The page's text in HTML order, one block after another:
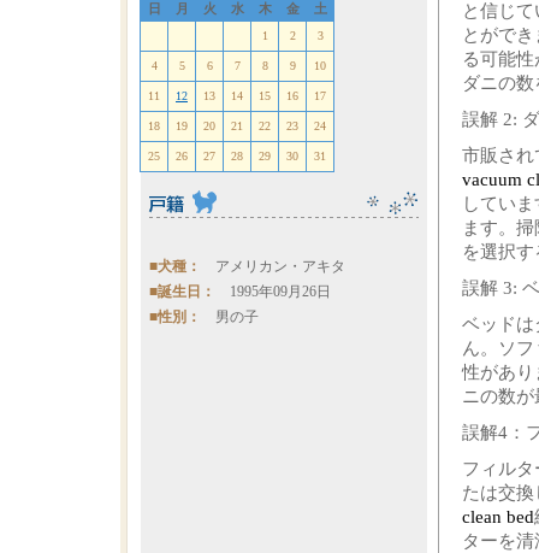
日 月 火 水 木 金 土
1 2 3
4 5 6 7 8 9 10
11 12 13 14 15 16 17
18 19 20 21 22 23 24
25 26 27 28 29 30 31
■犬種： アメリカン・アキタ
■誕生日： 1995年09月26日
■性別： 男の子
と信じ
とがで
る可能
ダニの
誤解 2:
市販され
vacuum
してい
ます。
を選択
誤解 3:
ベッドは
ん。ソ
性があり
ニの数
誤解4：
フィル
たは交
clean bed
ターを